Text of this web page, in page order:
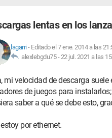
lentas en los
lagarri- Editado el 7 ene. 2014 a las
alexlebgdu75 -22 jul. 2021 a las
mi velocidad de descarga
de juegos para
saber a qué se debe esto,
estoy por ethernet.